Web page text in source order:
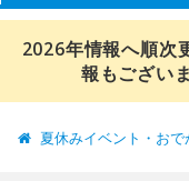
2026年情報へ順次
報もござい
夏休みイベント・おで